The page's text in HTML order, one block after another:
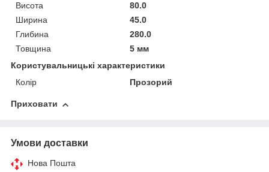
Висота
80.0
Ширина
45.0
Глибина
280.0
Товщина
5 мм
Користувальницькі характеристики
Колір
Прозорий
Приховати
Умови доставки
Нова Пошта